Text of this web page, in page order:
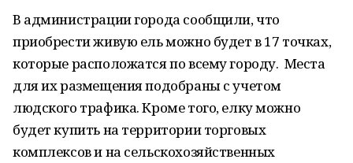
В администрации города сообщили, что
приобрести живую ель можно будет в 17 точках,
которые расположатся по всему городу. Места
для их размещения подобраны с учетом
людского трафика. Кроме того, елку можно
будет купить на территории торговых
комплексов и на сельскохозяйственных